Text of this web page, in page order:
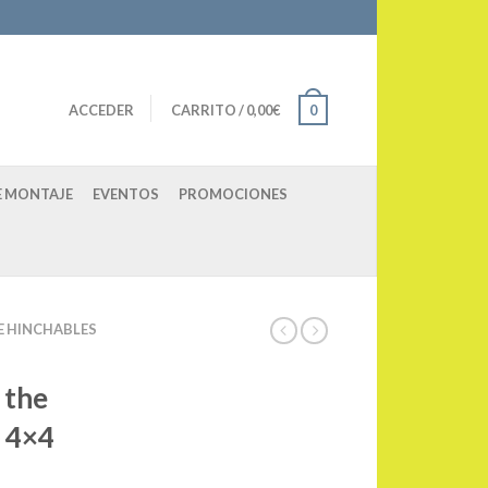
ACCEDER CARRITO/0,00€ 0
MONTAJE EVENTOS PROMOCIONES
HINCHABLES
the